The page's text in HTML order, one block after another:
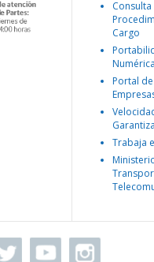
Consulta
Cargo
Portal
Trabaja